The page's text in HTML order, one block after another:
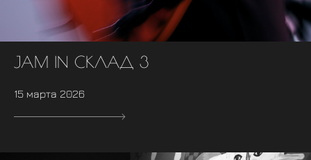
JAM IN СКЛАД 3
15 марта 2026